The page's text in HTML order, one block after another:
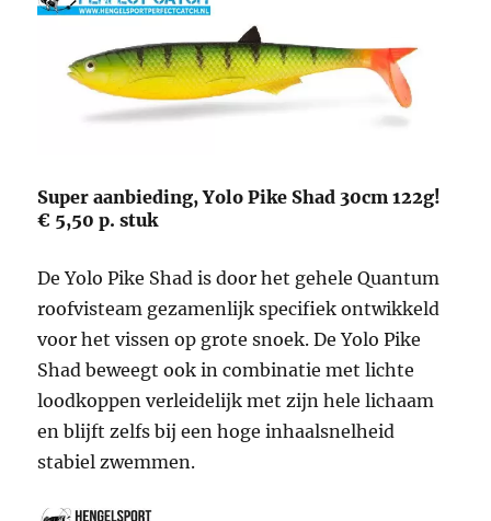
Super aanbieding, Yolo Pike Shad 30cm 122g!
€ 5,50 p. stuk
De Yolo Pike Shad is door het gehele Quantum
roofvisteam gezamenlijk specifiek ontwikkeld
voor het vissen op grote snoek. De Yolo Pike
Shad beweegt ook in combinatie met lichte
loodkoppen verleidelijk met zijn hele lichaam
en blijft zelfs bij een hoge inhaalsnelheid
stabiel zwemmen.